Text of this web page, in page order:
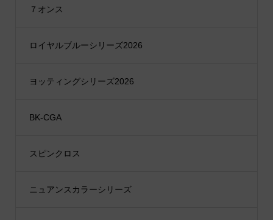
７オンス
ロイヤルブルーシリーズ2026
ヨッティングシリーズ2026
BK-CGA
スピンクロス
ニュアンスカラーシリーズ